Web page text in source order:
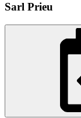
Sarl Prieu